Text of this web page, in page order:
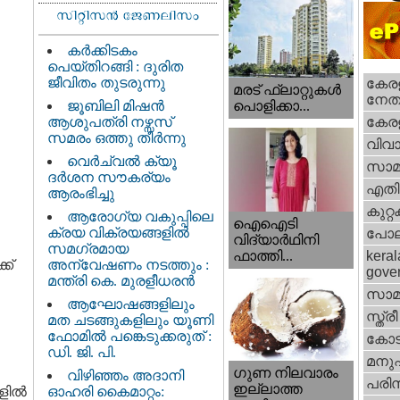
കർക്കിടകം
പെയ്തിറങ്ങി : ദുരിത
ജീവിതം തുടരുന്നു
ജൂബിലി മിഷൻ
ആശുപത്രി നഴ്സസ്
സമരം ഒത്തു തീർന്നു
വെര്‍ച്വല്‍ ക്യൂ
ദര്‍ശന സൗകര്യം
ആരംഭിച്ചു
ആരോഗ്യ വകുപ്പിലെ
ക്രയ വിക്രയങ്ങളിൽ
സമഗ്രമായ
അന്വേഷണം നടത്തും :
മന്ത്രി കെ. മുരളീധരൻ
ആഘോഷങ്ങളിലും
മത ചടങ്ങുകളിലും യൂണി
ഫോമിൽ പങ്കെടുക്കരുത് :
ഡി. ജി. പി.
വിഴിഞ്ഞം അദാനി
ഓഹരി കൈമാറ്റം:
മരട് ഫ്ലാറ്റുകൾ
പൊളിക്കാ...
ഐഐടി
വിദ്യാര്‍ഥിനി
ഫാത്തി...
ഗുണ നിലവാരം
ഇല്ലാത്ത
സ്ത്രീ